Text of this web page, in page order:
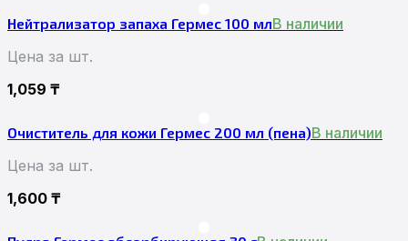
Нейтрализатор запаха Гермес 100 млВ наличии
Цена за шт.
1,059 ₸
Очиститель для кожи Гермес 200 мл (пена)В наличии
Цена за шт.
1,600 ₸